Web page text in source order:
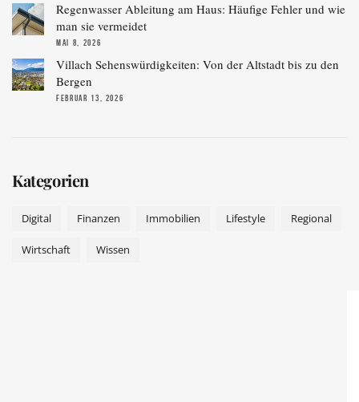
Regenwasser Ableitung am Haus: Häufige Fehler und wie
man sie vermeidet
MAI 8, 2026
Villach Sehenswürdigkeiten: Von der Altstadt bis zu den
Bergen
FEBRUAR 13, 2026
Kategorien
Digital Finanzen Immobilien Lifestyle Regional
Wirtschaft Wissen